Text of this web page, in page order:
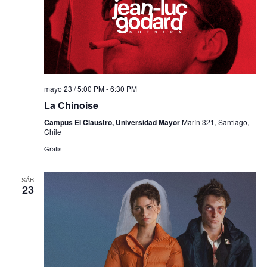
mayo 23 / 5:00 PM-6:30 PM
La Chinoise
Campus El Claustro, Universidad MayorMarín 321, Santiago,
Chile
Gratis
SÁB
23